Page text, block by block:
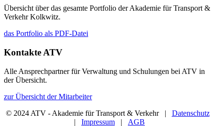
Übersicht über das gesamte Portfolio der Akademie für Transport &
Verkehr Kolkwitz.
das Portfolio als PDF-Datei
Kontakte ATV
Alle Ansprechpartner für Verwaltung und Schulungen bei ATV in
der Übersicht.
zur Übersicht der Mitarbeiter
© 2024 ATV - Akademie für Transport & Verkehr | Datenschutz
| Impressum | AGB